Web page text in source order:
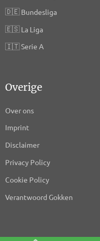
🇩🇪Bundesliga
🇪🇸La Liga
🇮🇹Serie A
Overige
Over ons
Imprint
Disclaimer
Privacy Policy
Cookie Policy
Verantwoord Gokken